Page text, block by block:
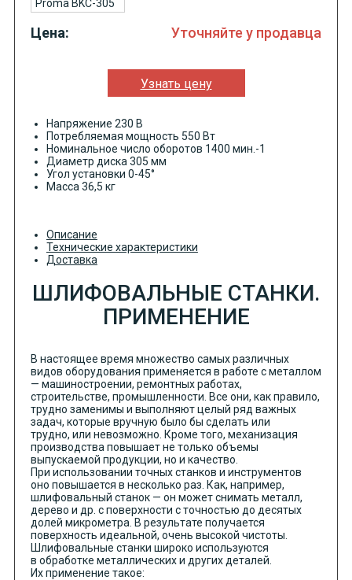
Цена: Уточняйте у продавца
Узнать цену
Напряжение 230 В
Потребляемая мощность 550 Вт
Номинальное число оборотов 1400 мин.-1
Диаметр диска 305 мм
Угол установки 0-45°
Масса 36,5 кг
Описание
Технические характеристики
Доставка
ШЛИФОВАЛЬНЫЕ СТАНКИ.
ПРИМЕНЕНИЕ
В настоящее время множество самых различных
видов оборудования применяется в работе с металлом
— машиностроении, ремонтных работах,
строительстве, промышленности. Все они, как правило,
трудно заменимы и выполняют целый ряд важных
задач, которые вручную было бы сделать или
трудно, или невозможно. Кроме того, механизация
производства повышает не только объемы
выпускаемой продукции, но и качество.
При использовании точных станков и инструментов
оно повышается в несколько раз. Как, например,
шлифовальный станок — он может снимать металл,
дерево и др. с поверхности с точностью до десятых
долей микрометра. В результате получается
поверхность идеальной, очень высокой чистоты.
Шлифовальные станки широко используются
в обработке металлических и других деталей.
Их применение такое: